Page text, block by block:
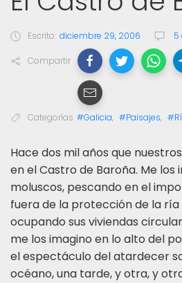
Escrito: diciembre 29, 2006 5
Compartir
Categorías #Galicia, #Paisajes,
Hace dos mil años que
en el Castro de Baroña. Me
moluscos, pescando en el
fuera de la protección de la ría
ocupando sus viviendas
me los imagino en lo alto del
el espectáculo del atardecer
océano, una tarde, y otra, y